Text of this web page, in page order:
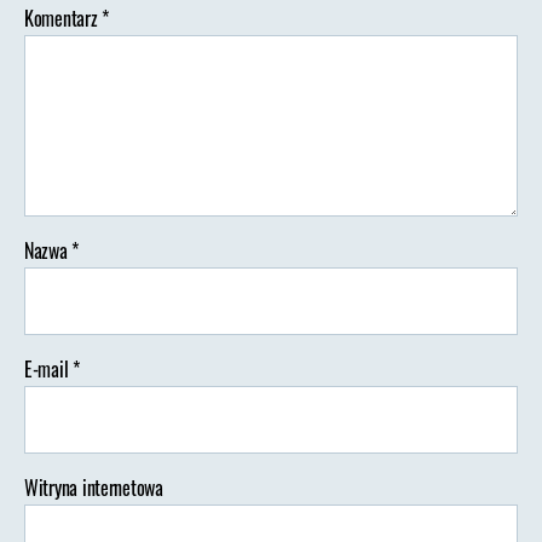
Komentarz*
Nazwa*
E-mail*
Witryna internetowa